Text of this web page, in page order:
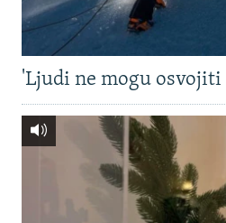
'Ljudi ne mogu